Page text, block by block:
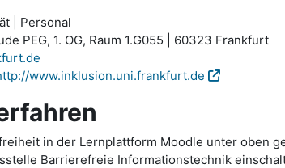
| Personal
PEG, 1. OG, Raum 1.G055 | 60323 Frankfurt
www.inklusion.uni.frankfurt.de
in der Lernplattform Moodle unter oben
Barrierefreie Informationstechnik